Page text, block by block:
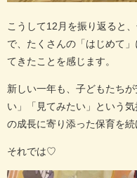
こうして12月を振り返ると
で、たくさんの「はじめて
てきたことを感じます。
新しい一年も、子どもたち
い」「見てみたい」という
の成長に寄り添った保育を続
それでは♡